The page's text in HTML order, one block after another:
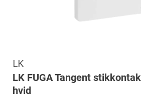
LK
LK FUGA Tangent
hvid